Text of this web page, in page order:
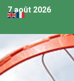
7 août 2026